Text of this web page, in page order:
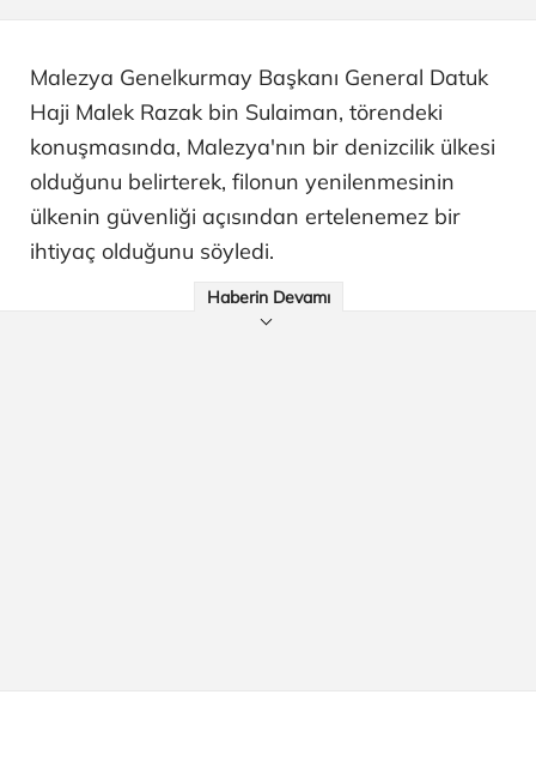
Malezya Genelkurmay Başkanı General Datuk
Haji Malek Razak bin Sulaiman, törendeki
konuşmasında, Malezya'nın bir denizcilik ülkesi
olduğunu belirterek, filonun yenilenmesinin
ülkenin güvenliği açısından ertelenemez bir
ihtiyaç olduğunu söyledi.
Haberin Devamı